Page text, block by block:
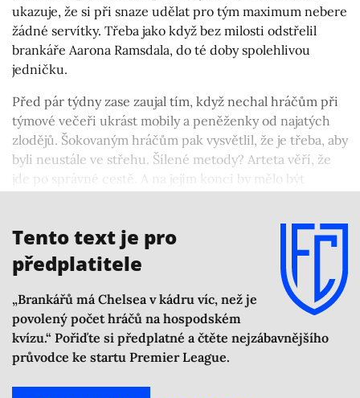
ukazuje, že si při snaze udělat pro tým maximum nebere
žádné servítky. Třeba jako když bez milosti odstřelil
brankáře Aarona Ramsdala, do té doby spolehlivou
jedničku.
Před pár týdny zase zaujal tím, když nechal hráčům při
týmové večeři ukrást mobily a peněženky od najatých
zlodějů. Šokovaným hráčům pak vysvětlil, že je třeba, aby
byli neustále ve střehu. Šílené metody? Arteta věří, že
jde po správné cestě. A na jejím konci by mělo být
Tento text je pro
předplatitele
„Brankářů má Chelsea v kádru víc, než je
povolený počet hráčů na hospodském
kvízu.“ Pořiďte si předplatné a čtěte nejzábavnějšího
průvodce ke startu Premier League.